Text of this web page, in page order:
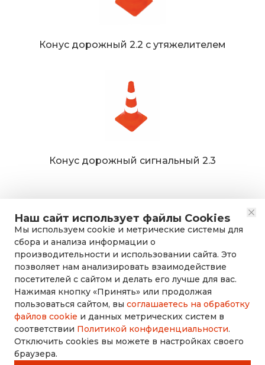
Наш сайт использует файлы Cookies
Мы используем cookie и метрические системы для
сбора и анализа информации о
производительности и использовании сайта. Это
позволяет нам анализировать взаимодействие
посетителей с сайтом и делать его лучше для вас.
Нажимая кнопку «Принять» или продолжая
пользоваться сайтом, вы соглашаетесь на обработку
файлов cookie и данных метрических систем в
соответствии Политикой конфиденциальности.
Отключить cookies вы можете в настройках своего
браузера.
Конус дорожный 2.2 с утяжелителем
Конус дорожный сигнальный 2.3
rusdorznak@mail.ru
+7 (8452) 53-70-71